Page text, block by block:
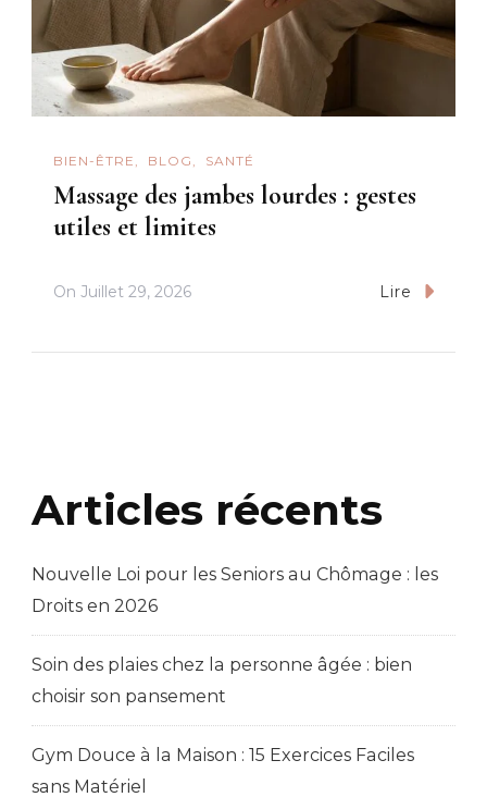
BIEN-ÊTRE BLOG SANTÉ
Massage des jambes lourdes : gestes
utiles et limites
On Juillet 29, 2026 Lire
Articles récents
Nouvelle Loi pour les Seniors au Chômage : les
Droits en 2026
Soin des plaies chez la personne âgée : bien
choisir son pansement
Gym Douce à la Maison : 15 Exercices Faciles
sans Matériel